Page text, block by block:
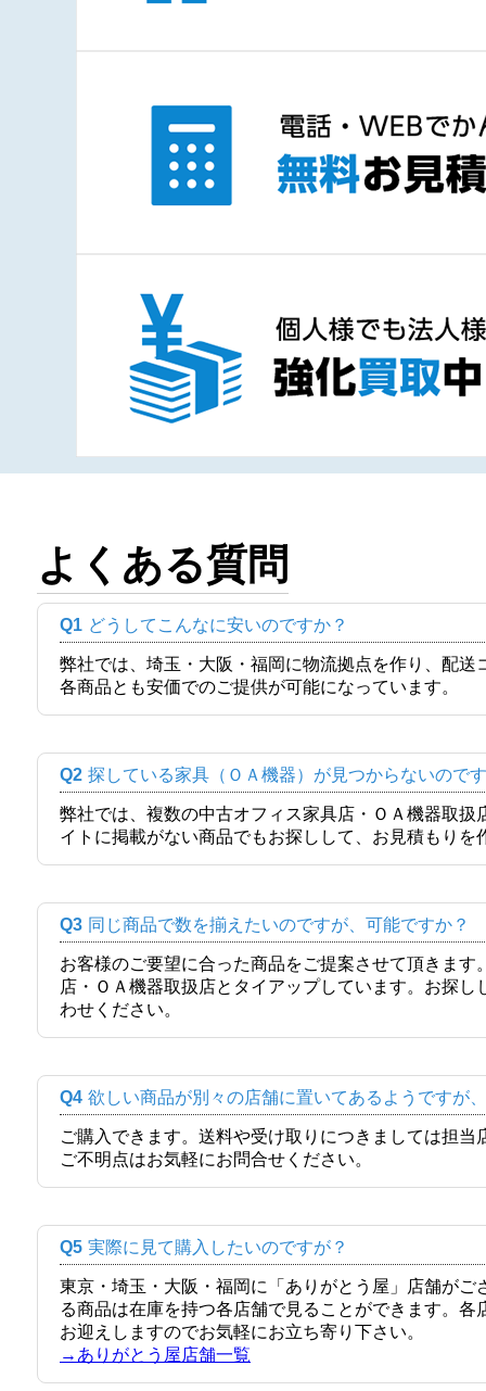
よくある質問
Q1 どうしてこんなに安いのですか？
弊社では、埼玉・大阪・福岡に物流拠点を作り、配
各商品とも安価でのご提供が可能になっています。
Q2 探している家具（ＯＡ機器）が見つからないので
弊社では、複数の中古オフィス家具店・ＯＡ機器取
イトに掲載がない商品でもお探しして、お見積もりを
Q3 同じ商品で数を揃えたいのですが、可能ですか？
お客様のご要望に合った商品をご提案させて頂きま
店・ＯＡ機器取扱店とタイアップしています。お探
わせください。
Q4 欲しい商品が別々の店舗に置いてあるようですが
ご購入できます。送料や受け取りにつきましては担
ご不明点はお気軽にお問合せください。
Q5 実際に見て購入したいのですが？
東京・埼玉・大阪・福岡に「ありがとう屋」店舗が
る商品は在庫を持つ各店舗で見ることができます。
お迎えしますのでお気軽にお立ち寄り下さい。
→ありがとう屋店舗一覧